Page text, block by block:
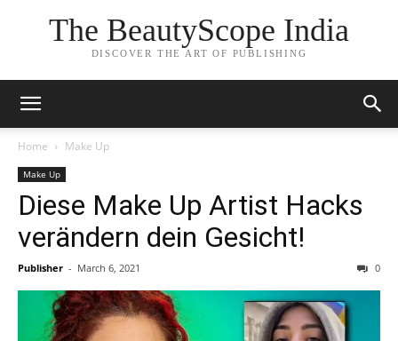
The BeautyScope India
DISCOVER THE ART OF PUBLISHING
Home Make Up
Make Up
Diese Make Up Artist Hacks
verändern dein Gesicht!
Publisher - March 6, 2021 0